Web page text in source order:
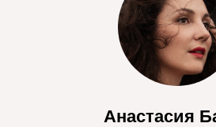
Анастасия